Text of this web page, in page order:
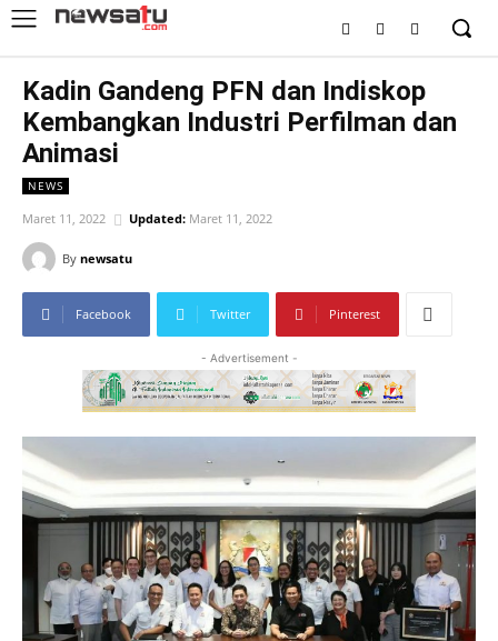
Kadin Gandeng PFN dan Indiskop
Kembangkan Industri Perfilman dan
Animasi
NEWS
Maret 11, 2022 Updated: Maret 11, 2022
By newsatu
Facebook Twitter Pinterest
- Advertisement -